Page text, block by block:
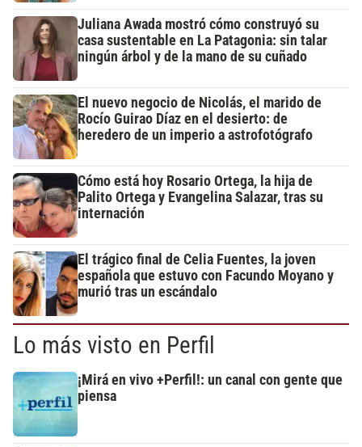
Juliana Awada mostró cómo construyó su
casa sustentable en La Patagonia: sin talar
ningún árbol y de la mano de su cuñado
El nuevo negocio de Nicolás, el marido de
Rocío Guirao Díaz en el desierto: de
heredero de un imperio a astrofotógrafo
Cómo está hoy Rosario Ortega, la hija de
Palito Ortega y Evangelina Salazar, tras su
internación
El trágico final de Celia Fuentes, la joven
española que estuvo con Facundo Moyano y
murió tras un escándalo
Lo más visto en Perfil
¡Mirá en vivo +Perfil!: un canal con gente que
piensa